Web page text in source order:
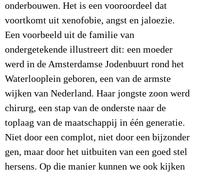
onderbouwen. Het is een vooroordeel dat
voortkomt uit xenofobie, angst en jaloezie.
Een voorbeeld uit de familie van
ondergetekende illustreert dit: een moeder
werd in de Amsterdamse Jodenbuurt rond het
Waterlooplein geboren, een van de armste
wijken van Nederland. Haar jongste zoon werd
chirurg, een stap van de onderste naar de
toplaag van de maatschappij in één generatie.
Niet door een complot, niet door een bijzonder
gen, maar door het uitbuiten van een goed stel
hersens. Op die manier kunnen we ook kijken